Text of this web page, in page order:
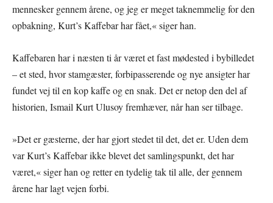
mennesker gennem årene, og jeg er meget taknemmelig for den
opbakning, Kurt’s Kaffebar har fået,« siger han.
Kaffebaren har i næsten ti år været et fast mødested i bybilledet
– et sted, hvor stamgæster, forbipasserende og nye ansigter har
fundet vej til en kop kaffe og en snak. Det er netop den del af
historien, Ismail Kurt Ulusoy fremhæver, når han ser tilbage.
»Det er gæsterne, der har gjort stedet til det, det er. Uden dem
var Kurt’s Kaffebar ikke blevet det samlingspunkt, det har
været,« siger han og retter en tydelig tak til alle, der gennem
årene har lagt vejen forbi.